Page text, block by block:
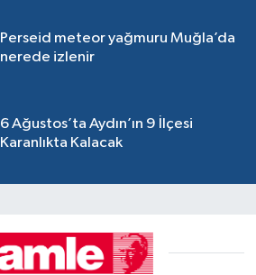
Perseid meteor yağmuru Muğla’da
nerede izlenir
6 Ağustos’ta Aydın’ın 9 İlçesi
Karanlıkta Kalacak